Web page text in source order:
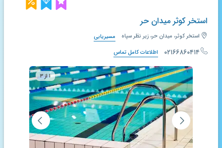
استخر کوثر میدان حر
استخر کوثر، میدان حر، زیر نظر سپاه مسیریابی
۰۲۱۶۶۸۶۰۴۱۴ اطلاعات کامل تماس
۱ از ۳